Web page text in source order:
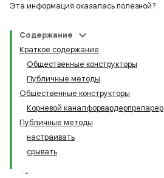
Эта информация оказалась полезной?
Содержание
Краткое содержание
Общественные конструкторы
Публичные методы
Общественные конструкторы
Корневой каналфорвардерпрепарер
Публичные методы
настраивать
срывать